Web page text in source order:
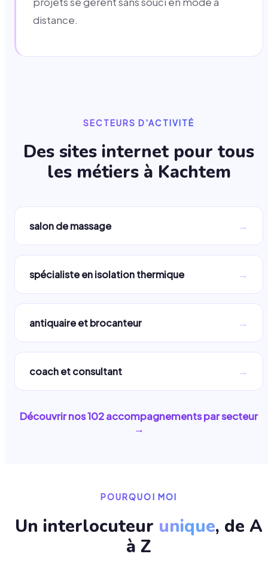
distance.
SECTEURS D'ACTIVITÉ
Des sites internet pour tous
les métiers à Kachtem
salon de massage →
spécialiste en isolation thermique →
antiquaire et brocanteur →
coach et consultant →
Découvrir nos102accompagnements par secteur
→
POURQUOI MOI
Un interlocuteur unique, de A
à Z